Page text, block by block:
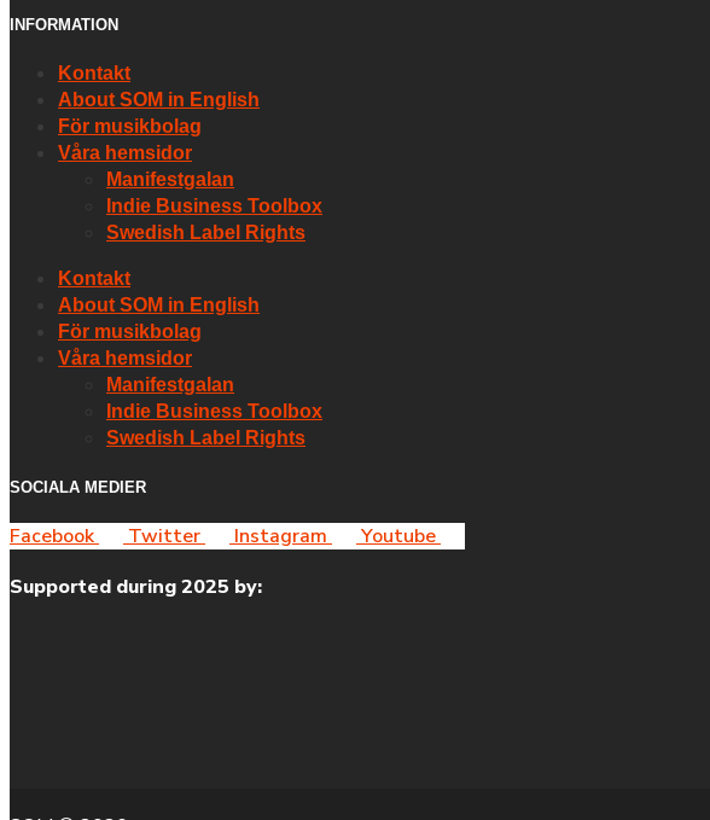
INFORMATION
Kontakt
About SOM in English
För musikbolag
Våra hemsidor
Manifestgalan
Indie Business Toolbox
Swedish Label Rights
Kontakt
About SOM in English
För musikbolag
Våra hemsidor
Manifestgalan
Indie Business Toolbox
Swedish Label Rights
SOCIALA MEDIER
Facebook Twitter Instagram
Youtube
Supported during 2025 by: